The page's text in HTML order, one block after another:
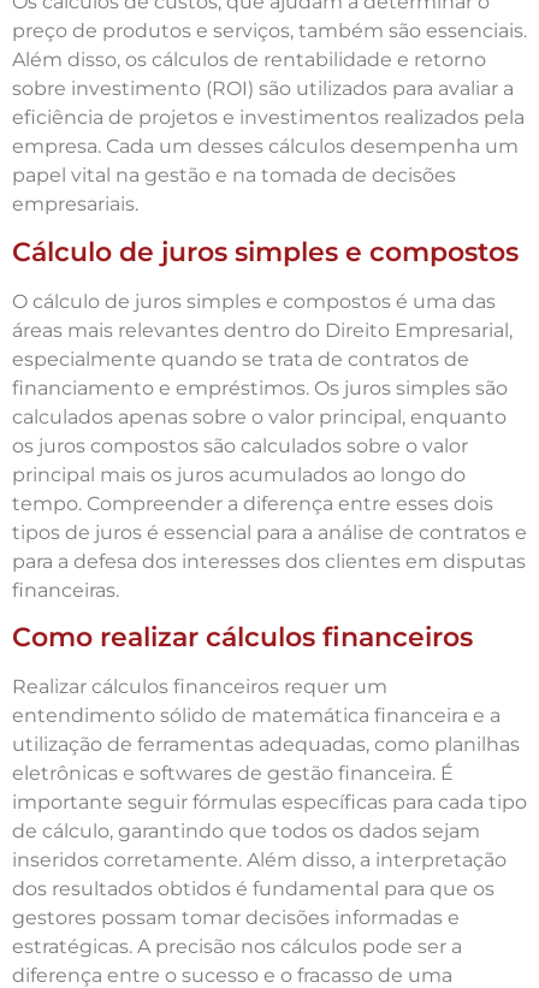
preço de produtos e serviços, também são essenciais.
Além disso, os cálculos de rentabilidade e retorno
sobre investimento (ROI) são utilizados para avaliar a
eficiência de projetos e investimentos realizados pela
empresa. Cada um desses cálculos desempenha um
papel vital na gestão e na tomada de decisões
empresariais.
Cálculo de juros simples e compostos
O cálculo de juros simples e compostos é uma das
áreas mais relevantes dentro do Direito Empresarial,
especialmente quando se trata de contratos de
financiamento e empréstimos. Os juros simples são
calculados apenas sobre o valor principal, enquanto
os juros compostos são calculados sobre o valor
principal mais os juros acumulados ao longo do
tempo. Compreender a diferença entre esses dois
tipos de juros é essencial para a análise de contratos e
para a defesa dos interesses dos clientes em disputas
financeiras.
Como realizar cálculos financeiros
Realizar cálculos financeiros requer um
entendimento sólido de matemática financeira e a
utilização de ferramentas adequadas, como planilhas
eletrônicas e softwares de gestão financeira. É
importante seguir fórmulas específicas para cada tipo
de cálculo, garantindo que todos os dados sejam
inseridos corretamente. Além disso, a interpretação
dos resultados obtidos é fundamental para que os
gestores possam tomar decisões informadas e
estratégicas. A precisão nos cálculos pode ser a
diferença entre o sucesso e o fracasso de uma